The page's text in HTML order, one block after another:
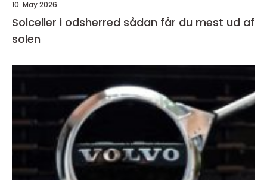
10. May 2026
Solceller i odsherred sådan får du mest ud af
solen